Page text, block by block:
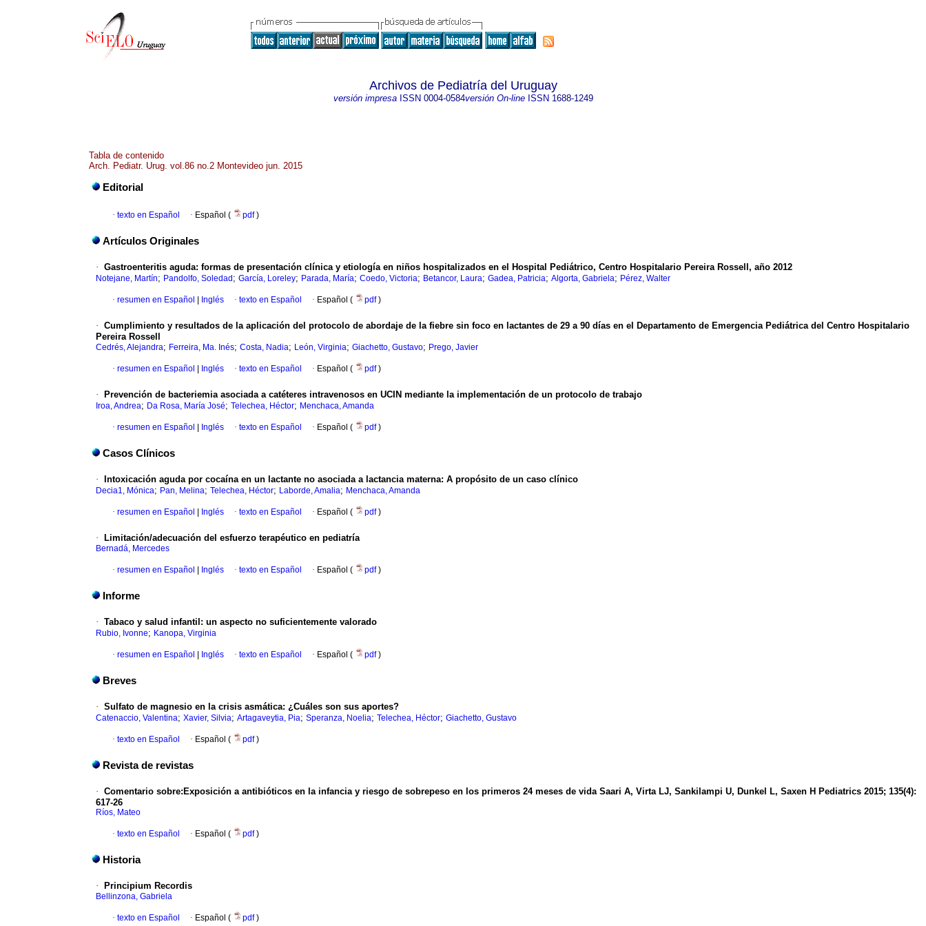
Archivos de Pediatría del Uruguay
versión impresaISSN 0004-0584versión On-lineISSN 1688-1249
Tabla de contenido
Arch. Pediatr. Urug. vol.86 no.2 Montevideo jun. 2015
Editorial
· texto en Español · Español ( pdf)
Artículos Originales
· Gastroenteritis aguda: formas de presentación clínica y etiología en niños hospitalizados en el Hospital Pediátrico, Centro Hospitalario Pereira Rossell, año 2012
Notejane, Martín; Pandolfo, Soledad ; García, Loreley; Parada, María; Coedo, Victoria; Betancor, Laura; Gadea, Patricia; Algorta, Gabriela; Pérez, Walter
· resumen en Español Inglés · texto en Español · Español ( pdf)
· Cumplimiento y resultados de la aplicación del protocolo de abordaje de la fiebre sin foco en lactantes de 29 a 90 días en el Departamento de Emergencia Pediátrica del Centro Hospitalario
Pereira Rossell
Cedrés, Alejandra; Ferreira, Ma. Inés; Costa, Nadia; León, Virginia; Giachetto, Gustavo; Prego, Javier
· resumen en Español Inglés · texto en Español · Español ( pdf)
· Prevención de bacteriemia asociada a catéteres intravenosos en UCIN mediante la implementación de un protocolo de trabajo
Iroa, Andrea; Da Rosa, María José; Telechea, Héctor; Menchaca, Amanda
· resumen en Español Inglés · texto en Español · Español ( pdf)
Casos Clínicos
· Intoxicación aguda por cocaína en un lactante no asociada a lactancia materna: A propósito de un caso clínico
Decia1, Mónica; Pan, Melina; Telechea, Héctor; Laborde, Amalia; Menchaca, Amanda
· resumen en Español Inglés · texto en Español · Español ( pdf)
· Limitación/adecuación del esfuerzo terapéutico en pediatría
Bernadá, Mercedes
· resumen en Español Inglés · texto en Español · Español ( pdf)
Informe
· Tabaco y salud infantil : un aspecto no suficientemente valorado
Rubio, Ivonne; Kanopa, Virginia
· resumen en Español Inglés · texto en Español · Español ( pdf)
Breves
· Sulfato de magnesio en la crisis asmática: ¿Cuáles son sus aportes?
Catenaccio, Valentina; Xavier, Silvia; Artagaveytia, Pia; Speranza, Noelia; Telechea, Héctor; Giachetto, Gustavo
· texto en Español · Español ( pdf)
Revista de revistas
· Comentario sobre:Exposición a antibióticos en la infancia y riesgo de sobrepeso en los primeros 24 meses de vidaSaari A, Virta LJ, Sankilampi U, Dunkel L, Saxen H Pediatrics 2015; 135(4):
617-26
Ríos, Mateo
· texto en Español · Español ( pdf)
Historia
· Principium Recordis
Bellinzona, Gabriela
· texto en Español · Español ( pdf)